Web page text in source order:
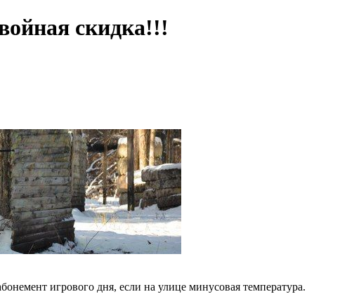
скидка!!!
игрового дня, если на улице минусовая температура.